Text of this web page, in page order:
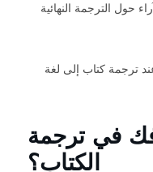
حول الترجمة النهائية
ترجمة كتاب إلى لغة
في ترجمة
الكتاب؟